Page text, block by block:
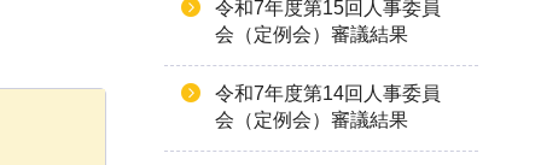
令和7年度第15回人事委員
会（定例会）審議結果
令和7年度第14回人事委員
会（定例会）審議結果